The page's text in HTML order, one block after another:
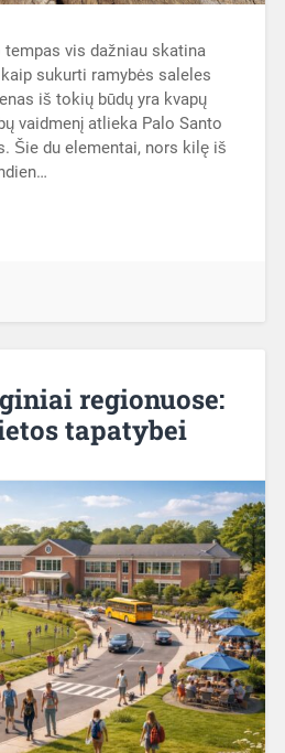
vis dažniau skatina
sukurti ramybės saleles
iš tokių būdų yra kvapų
vaidmenį atlieka Palo Santo
Šie du elementai, nors kilę iš
regionuose:
tapatybei